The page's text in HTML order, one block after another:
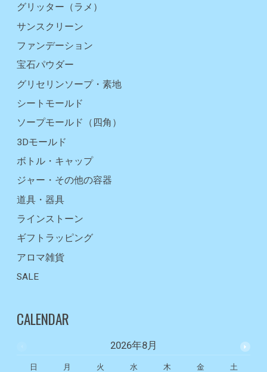
グリッター（ラメ）
サンスクリーン
ファンデーション
宝石パウダー
グリセリンソープ・素地
シートモールド
ソープモールド（四角）
3Dモールド
ボトル・キャップ
ジャー・その他の容器
道具・器具
ラインストーン
ギフトラッピング
アロマ雑貨
SALE
CALENDAR
2026年8月
日 月 火 水 木 金
土